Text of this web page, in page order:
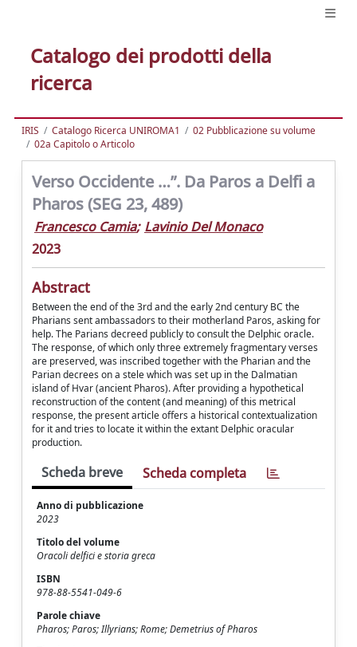
Catalogo dei prodotti della
ricerca
IRIS Catalogo Ricerca UNIROMA1
02 Pubblicazione su volume
02a Capitolo o Articolo
Verso Occidente …”. Da Paros a Delfi a
Pharos (SEG 23, 489)
Francesco Camia; Lavinio Del Monaco
2023
Abstract
Between the end of the 3rd and the early 2nd century BC the
Pharians sent ambassadors to their motherland Paros, asking for
help. The Parians decreed publicly to consult the Delphic oracle.
The response, of which only three extremely fragmentary verses
are preserved, was inscribed together with the Pharian and the
Parian decrees on a stele which was set up in the Dalmatian
island of Hvar (ancient Pharos). After providing a hypothetical
reconstruction of the content (and meaning) of this metrical
response, the present article offers a historical contextualization
for it and tries to locate it within the extant Delphic oracular
production.
Scheda breve Scheda completa
Anno di pubblicazione
2023
Titolo del volume
Oracoli delfici e storia greca
ISBN
978-88-5541-049-6
Parole chiave
Pharos; Paros; Illyrians; Rome; Demetrius of Pharos